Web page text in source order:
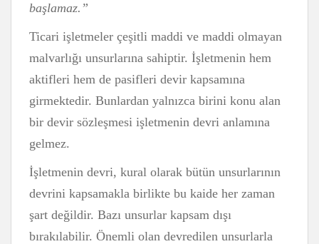
başlamaz.”
Ticari işletmeler çeşitli maddi ve maddi olmayan
malvarlığı unsurlarına sahiptir. İşletmenin hem
aktifleri hem de pasifleri devir kapsamına
girmektedir. Bunlardan yalnızca birini konu alan
bir devir sözleşmesi işletmenin devri anlamına
gelmez.
İşletmenin devri, kural olarak bütün unsurlarının
devrini kapsamakla birlikte bu kaide her zaman
şart değildir. Bazı unsurlar kapsam dışı
bırakılabilir. Önemli olan devredilen unsurlarla